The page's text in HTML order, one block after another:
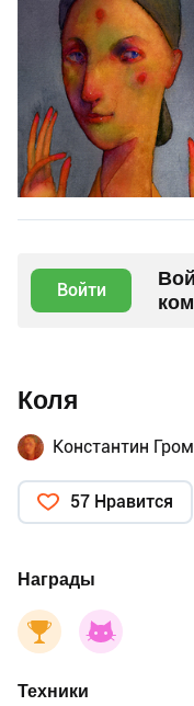
Войти
Коля
Константин
57 Нравится
Награды
Техники